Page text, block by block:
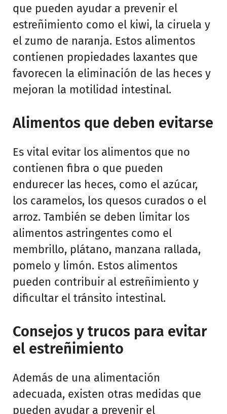
que pueden ayudar a prevenir el
estreñimiento como el kiwi, la ciruela y
el zumo de naranja. Estos alimentos
contienen propiedades laxantes que
favorecen la eliminación de las heces y
mejoran la motilidad intestinal.
Alimentos que deben evitarse
Es vital evitar los alimentos que no
contienen fibra o que pueden
endurecer las heces, como el azúcar,
los caramelos, los quesos curados o el
arroz. También se deben limitar los
alimentos astringentes como el
membrillo, plátano, manzana rallada,
pomelo y limón. Estos alimentos
pueden contribuir al estreñimiento y
dificultar el tránsito intestinal.
Consejos y trucos para evitar
el estreñimiento
Además de una alimentación
adecuada, existen otras medidas que
pueden ayudar a prevenir el